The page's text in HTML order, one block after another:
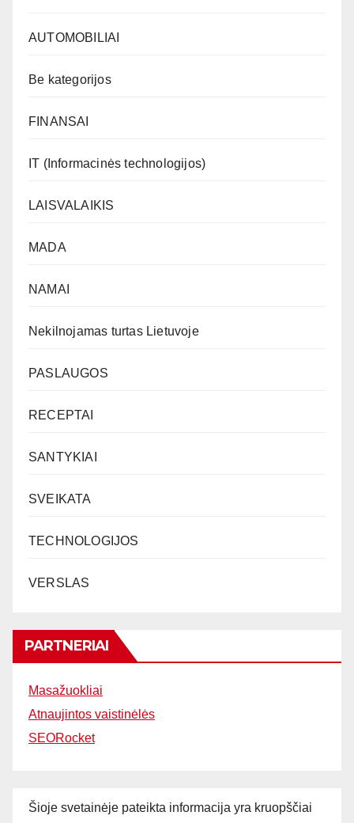
AUTOMOBILIAI
Be kategorijos
FINANSAI
IT (Informacinės technologijos)
LAISVALAIKIS
MADA
NAMAI
Nekilnojamas turtas Lietuvoje
PASLAUGOS
RECEPTAI
SANTYKIAI
SVEIKATA
TECHNOLOGIJOS
VERSLAS
PARTNERIAI
Masažuokliai
Atnaujintos vaistinėlės
SEORocket
Šioje svetainėje pateikta informacija yra kruopščiai